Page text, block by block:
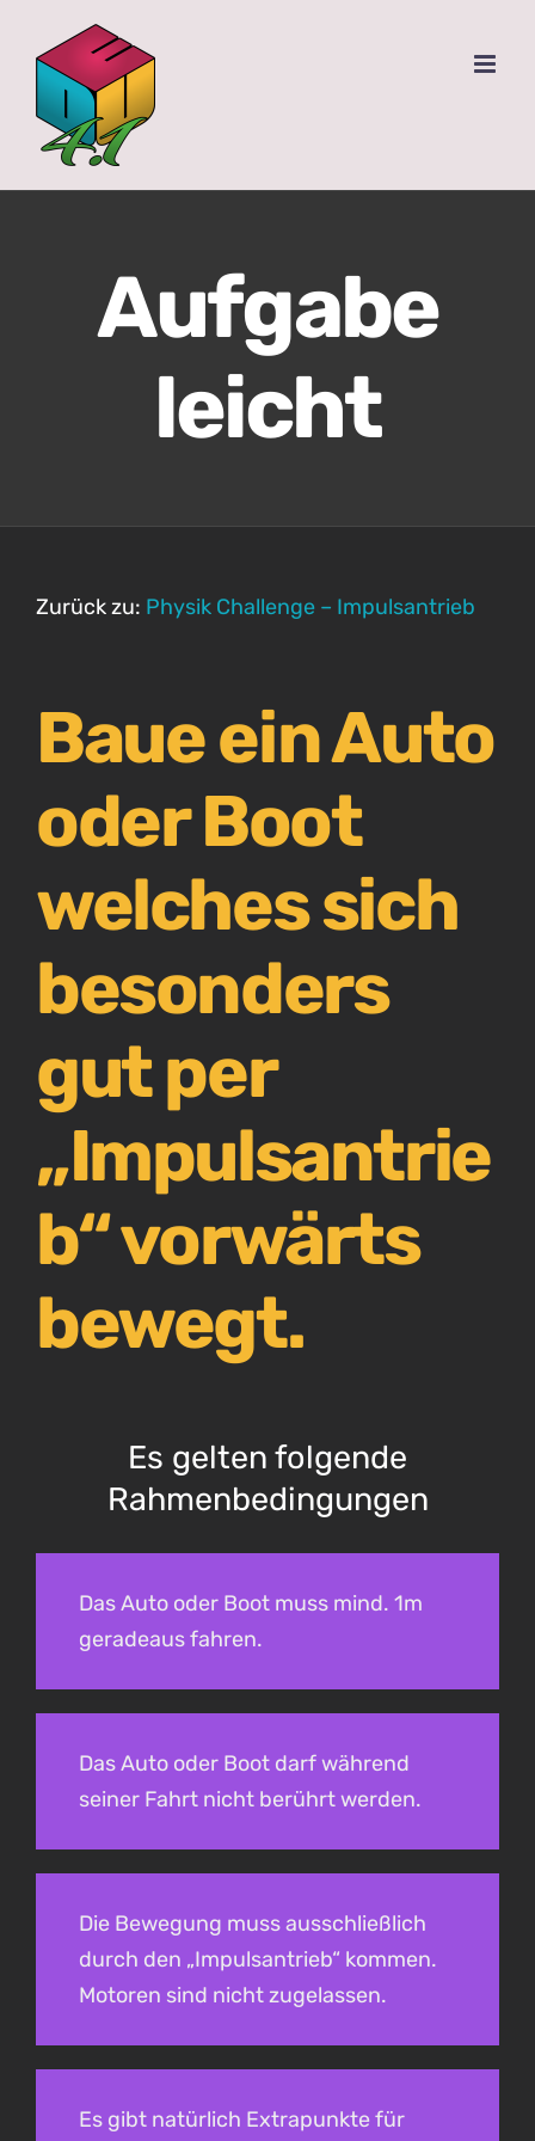
Inhalt
springen
Aufgabe
leicht
Zurück zu: Physik Challenge – Impulsantrieb
Baue ein Auto
oder Boot
welches sich
besonders
gut per
„Impulsantrie
b“ vorwärts
bewegt.
Es gelten folgende
Rahmenbedingungen
Das Auto oder Boot muss mind. 1m
geradeaus fahren.
Das Auto oder Boot darf während
seiner Fahrt nicht berührt werden.
Die Bewegung muss ausschließlich
durch den „Impulsantrieb“ kommen.
Motoren sind nicht zugelassen.
Es gibt natürlich Extrapunkte für